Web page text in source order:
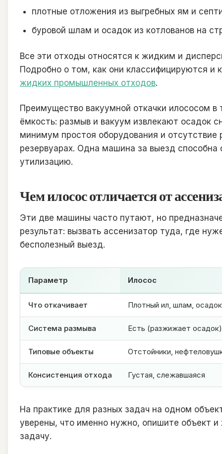
плотные отложения из выгребных ям и
буровой шлам и осадок из котлованов на
Все эти отходы относятся к жидким и
Подробно о том, как они классифицируются
жидких промышленных отходов.
Преимущество вакуумной откачки илососом
ёмкость: размыв и вакуум извлекают осадок
минимум простоя оборудования и отсутствие
резервуарах. Одна машина за выезд способна
утилизацию.
Чем илосос отличается от
Эти две машины часто путают, но
результат: вызвать ассенизатор туда, где
бесполезный выезд.
Параметр Илосос
Что откачивает Плотный ил, шлам, осадок
Система размыва Есть (разжижает осадок)
Типовые объекты Отстойники,
Консистенция отхода Густая, слежавшаяся
На практике для разных задач на одном
уверены, что именно нужно, опишите
задачу.